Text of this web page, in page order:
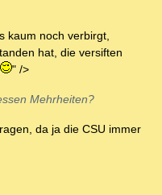
kaum noch verbirgt,
hat, die versiften
" />
Mehrheiten?
da ja die CSU immer